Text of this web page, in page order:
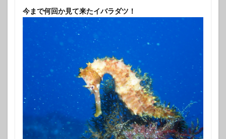
今まで何回か見て来たイバラダツ！